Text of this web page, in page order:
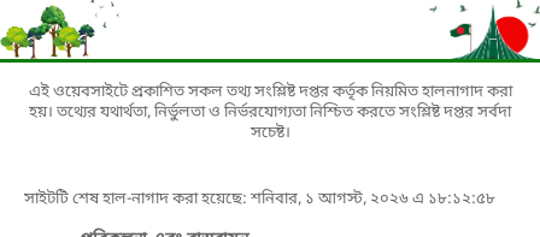
এই ওয়েবসাইটে প্রকাশিত সকল তথ্য সংশ্লিষ্ট দপ্তর কর্তৃক নিয়মিত হালনাগাদ করা
হয়। তথ্যের যথার্থতা, নির্ভুলতা ও নির্ভরযোগ্যতা নিশ্চিত করতে সংশ্লিষ্ট দপ্তর সর্বদা
সচেষ্ট।
সাইটটি শেষ হাল-নাগাদ করা হয়েছে: শনিবার, ১ আগস্ট, ২০২৬ এ ১৮:১২:৫৮